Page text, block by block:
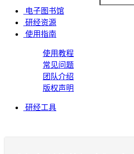
电子图书馆
研经资源
使用指南
使用教程
常见问题
团队介绍
版权声明
研经工具